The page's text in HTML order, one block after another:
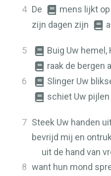
4 De
mens lijkt
zijn dagen zijn
5 Buig Uw hemel,
raak de bergen
6
Slinger Uw
schiet Uw
7 Steek Uw handen
bevrijd mij en
uit de hand van
8 want hun mond